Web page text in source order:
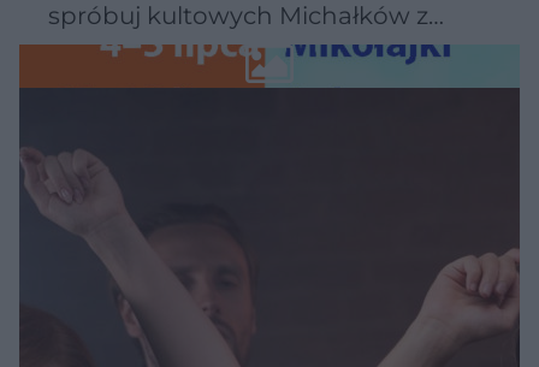
spróbuj kultowych Michałków z
Wawelu